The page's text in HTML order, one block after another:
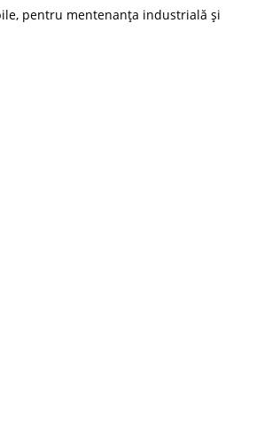
pentru mentenanța industrială și